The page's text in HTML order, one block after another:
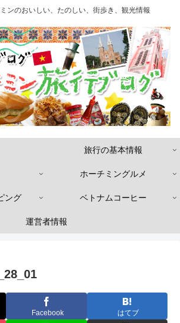
ンのおいしい、たのしい、街歩き、観光情報
旅行の基本情報
ホーチミングルメ
ング ベトナムコーヒー
運営者情報
Facebook はてブ